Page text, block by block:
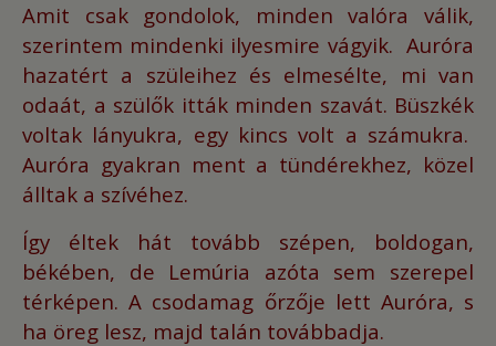
Amit csak gondolok, minden valóra válik,
szerintem mindenki ilyesmire vágyik. Auróra
hazatért a szüleihez és elmesélte, mi van
odaát, a szülők itták minden szavát. Büszkék
voltak lányukra, egy kincs volt a számukra.
Auróra gyakran ment a tündérekhez, közel
álltak a szívéhez.
Így éltek hát tovább szépen, boldogan,
békében, de Lemúria azóta sem szerepel
térképen. A csodamag őrzője lett Auróra, s
ha öreg lesz, majd talán továbbadja.